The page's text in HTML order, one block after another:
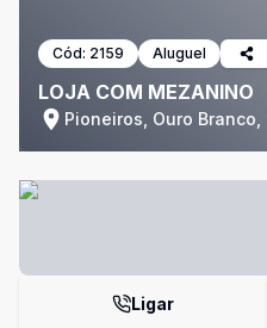
Cód: 2159 Aluguel
LOJA COM MEZANINO
Pioneiros, Ouro Branco,
Ligar